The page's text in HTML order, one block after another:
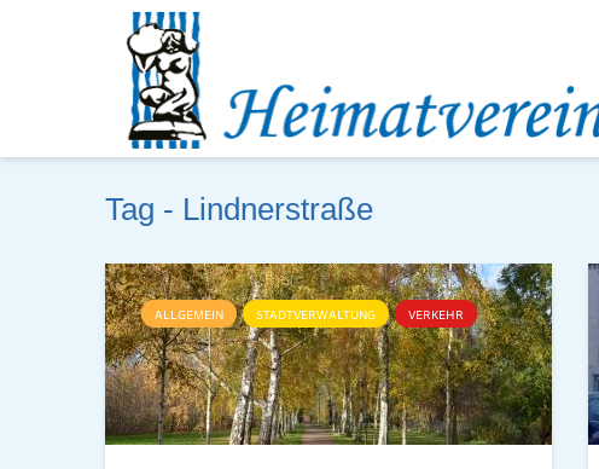
Tag - Lindnerstraße
ALLGEMEIN STADTVERWALTUNG VERKEHR